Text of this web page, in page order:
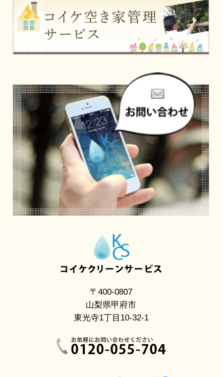
〒400-0807
山梨県甲府市
東光寺1丁目10-32-1